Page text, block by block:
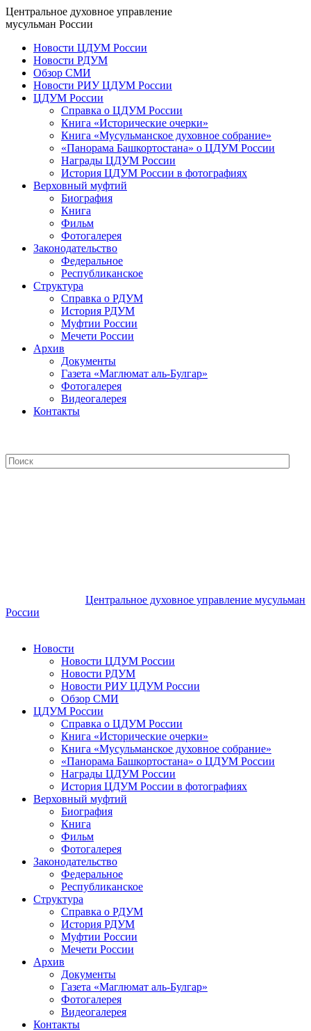
Центральное духовное управление
мусульман России
Новости ЦДУМ России
Новости РДУМ
Обзор СМИ
Новости РИУ ЦДУМ России
ЦДУМ России
Справка о ЦДУМ России
Книга «Исторические очерки»
Книга «Мусульманское духовное собрание»
«Панорама Башкортостана» о ЦДУМ России
Награды ЦДУМ России
История ЦДУМ России в фотографиях
Верховный муфтий
Биография
Книга
Фильм
Фотогалерея
Законодательство
Федеральное
Республиканское
Структура
Справка о РДУМ
История РДУМ
Муфтии России
Мечети России
Архив
Документы
Газета «Маглюмат аль-Булгар»
Фотогалерея
Видеогалерея
Контакты
Центральное духовное управление мусульман
России
Новости
Новости ЦДУМ России
Новости РДУМ
Новости РИУ ЦДУМ России
Обзор СМИ
ЦДУМ России
Справка о ЦДУМ России
Книга «Исторические очерки»
Книга «Мусульманское духовное собрание»
«Панорама Башкортостана» о ЦДУМ России
Награды ЦДУМ России
История ЦДУМ России в фотографиях
Верховный муфтий
Биография
Книга
Фильм
Фотогалерея
Законодательство
Федеральное
Республиканское
Структура
Справка о РДУМ
История РДУМ
Муфтии России
Мечети России
Архив
Документы
Газета «Маглюмат аль-Булгар»
Фотогалерея
Видеогалерея
Контакты